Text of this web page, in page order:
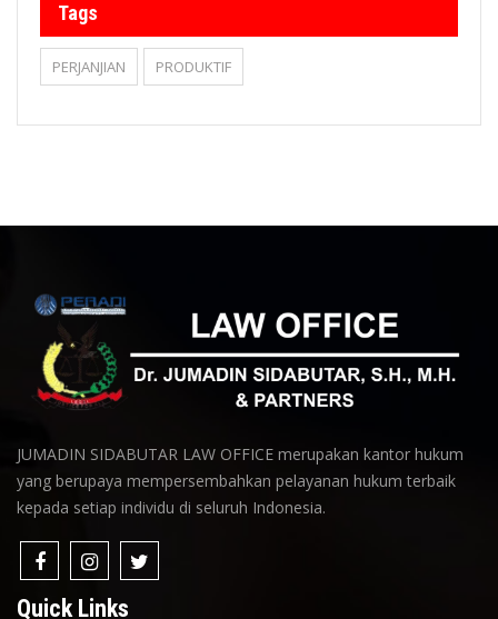
Tags
PERJANJIAN PRODUKTIF
JUMADIN SIDABUTAR LAW OFFICE merupakan kantor hukum
yang berupaya mempersembahkan pelayanan hukum terbaik
kepada setiap individu di seluruh Indonesia.
Quick Links